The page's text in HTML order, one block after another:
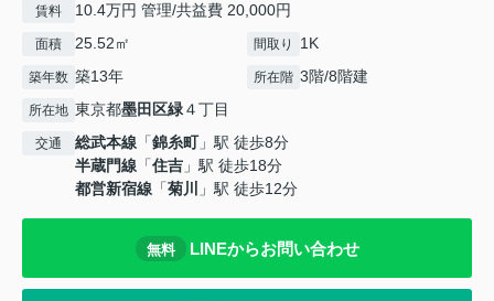
賃料 10.4万円 管理/共益費 20,000円
面積 25.52㎡ 間取り 1K
築年数 築13年 所在階 3階/8階建
所在地 東京都墨田区緑４丁目
交通 総武本線 「錦糸町」駅 徒歩8分
半蔵門線 「住吉 」駅 徒歩18分
都営新宿線 「菊川 」駅 徒歩12分
無料 LINEからお問い合わせ